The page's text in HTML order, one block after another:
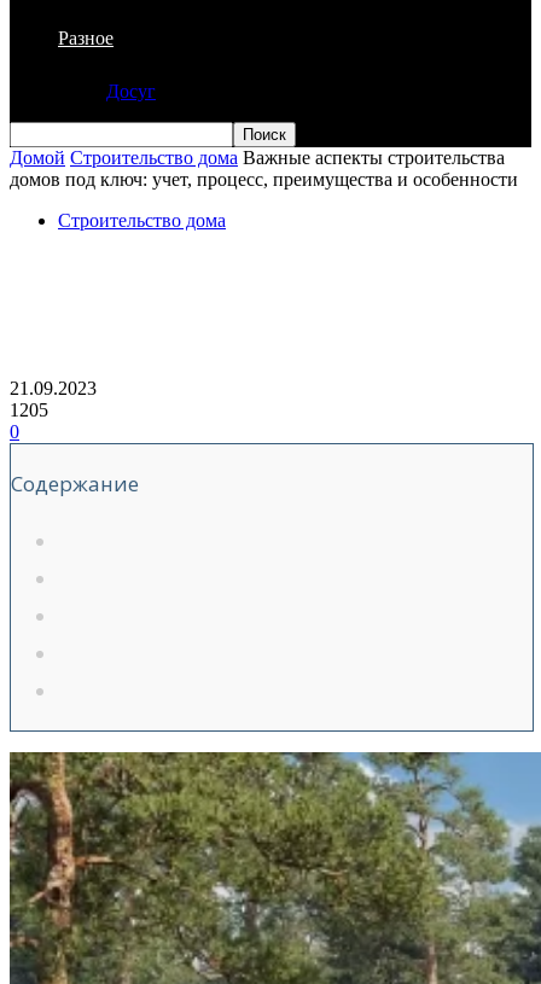
Разное
Досуг
Домой Строительство дома Важные аспекты строительства
домов под ключ: учет, процесс, преимущества и особенности
Строительство дома
21.09.2023
1205
0
Содержание